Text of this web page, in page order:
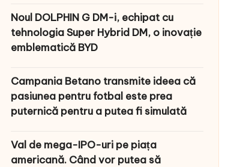
Noul DOLPHIN G DM-i, echipat cu
tehnologia Super Hybrid DM, o inovație
emblematică BYD
Campania Betano transmite ideea că
pasiunea pentru fotbal este prea
puternică pentru a putea fi simulată
Val de mega-IPO-uri pe piața
americană. Când vor putea să